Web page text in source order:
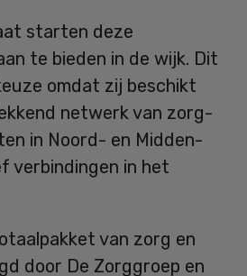
starten deze
te bieden in de wijk. Dit
omdat zij beschikt
netwerk van zorg-
in Noord- en Midden-
verbindingen in het
van zorg en
door De Zorggroep en